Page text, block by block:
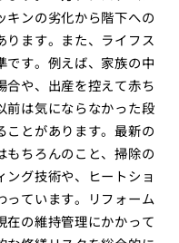
キンの劣化から階下への
ります。また、ライフス
です。例えば、家族の中
合や、出産を控えて赤ち
前は気にならなかった段
ことがあります。最新の
もちろんのこと、掃除の
グ技術や、ヒートショ
っています。リフォーム
在の維持管理にかかって